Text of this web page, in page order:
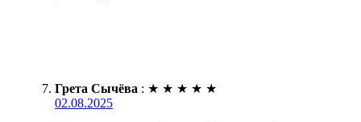
Грета Сычёва : ★ ★ ★ ★ ★
02.08.2025